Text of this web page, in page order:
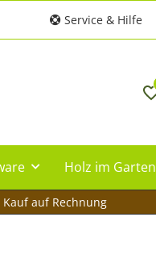
Service & Hilfe
Holz im Garten
Kauf auf Rechnung